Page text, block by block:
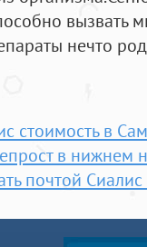
вызвать
нечто
стоимость в
в нижнем
почтой